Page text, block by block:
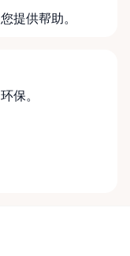
提供帮助。
保。